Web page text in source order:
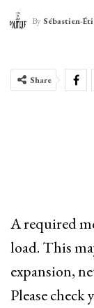
By Sébastien-
Share
A required
load. This
expansion,
Please check